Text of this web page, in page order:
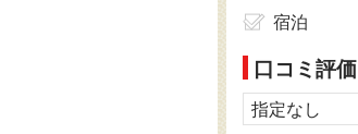
宿泊
口コミ評価
指定なし